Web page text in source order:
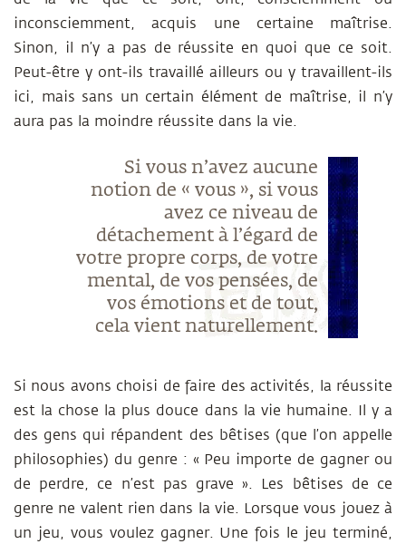
inconsciemment, acquis une certaine maîtrise.
Sinon, il n’y a pas de réussite en quoi que ce soit.
Peut-être y ont-ils travaillé ailleurs ou y travaillent-ils
ici, mais sans un certain élément de maîtrise, il n’y
aura pas la moindre réussite dans la vie.
Si vous n’avez aucune
notion de « vous », si vous
avez ce niveau de
détachement à l’égard de
votre propre corps, de votre
mental, de vos pensées, de
vos émotions et de tout,
cela vient naturellement.
Si nous avons choisi de faire des activités, la réussite
est la chose la plus douce dans la vie humaine. Il y a
des gens qui répandent des bêtises (que l’on appelle
philosophies) du genre : « Peu importe de gagner ou
de perdre, ce n’est pas grave ». Les bêtises de ce
genre ne valent rien dans la vie. Lorsque vous jouez à
un jeu, vous voulez gagner. Une fois le jeu terminé,